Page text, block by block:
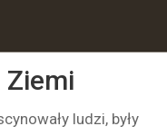
ludzi, były